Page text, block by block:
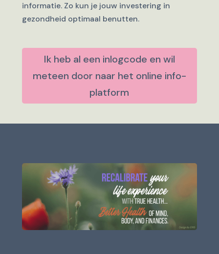
informatie. Zo kun je jouw investering in
gezondheid optimaal benutten.
Ik heb al een inlogcode en wil
meteen door naar het online info-
platform